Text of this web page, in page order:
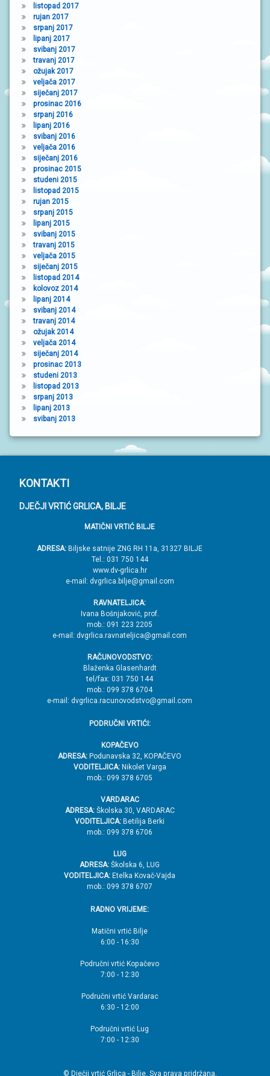
listopad 2017
rujan 2017
srpanj 2017
lipanj 2017
svibanj 2017
travanj 2017
ožujak 2017
veljača 2017
siječanj 2017
prosinac 2016
srpanj 2016
lipanj 2016
svibanj 2016
veljača 2016
siječanj 2016
prosinac 2015
studeni 2015
listopad 2015
rujan 2015
srpanj 2015
lipanj 2015
svibanj 2015
travanj 2015
veljača 2015
siječanj 2015
listopad 2014
kolovoz 2014
lipanj 2014
svibanj 2014
travanj 2014
ožujak 2014
veljača 2014
siječanj 2014
prosinac 2013
studeni 2013
listopad 2013
srpanj 2013
lipanj 2013
svibanj 2013
P
o
KONTAKTI
DJEČJI VRTIĆ GRLICA, BILJE
MATIČNI VRTIĆ BILJE
ADRESA: Biljske satnije ZNG RH 11a, 31327 BILJE
Tel.: 031 750 144
www.dv-grlica.hr
e-mail: dvgrlica.bilje@gmail.com
RAVNATELJICA:
Ivana Bošnjaković, prof.
mob.: 091 223 2205
e-mail: dvgrlica.ravnateljica@gmail.com
RAČUNOVODSTVO:
Blaženka Glasenhardt
tel/fax: 031 750 144
mob.: 099 378 6704
e-mail: dvgrlica.racunovodstvo@gmail.com
PODRUČNI VRTIĆI:
KOPAČEVO
ADRESA: Podunavska 32, KOPAČEVO
VODITELJICA:Nikolet Varga
mob.: 099 378 6705
VARDARAC
ADRESA:Školska 30, VARDARAC
VODITELJICA: Betilija Berki
mob.: 099 378 6706
LUG
ADRESA: Školska 6, LUG
VODITELJICA: Etelka Kovač-Vajda
mob.: 099 378 6707
RADNO VRIJEME:
Matični vrtić Bilje
6:00 - 16:30
Područni vrtić Kopačevo
7:00 - 12:30
Područni vrtić Vardarac
6:30 - 12:00
Područni vrtić Lug
7:00 - 12:30
© Dječji vrtić Grlica - Bilje. Sva prava pridržana.